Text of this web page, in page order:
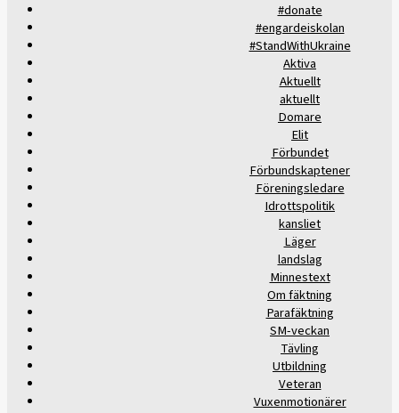
#donate
#engardeiskolan
#StandWithUkraine
Aktiva
Aktuellt
aktuellt
Domare
Elit
Förbundet
Förbundskaptener
Föreningsledare
Idrottspolitik
kansliet
Läger
landslag
Minnestext
Om fäktning
Parafäktning
SM-veckan
Tävling
Utbildning
Veteran
Vuxenmotionärer